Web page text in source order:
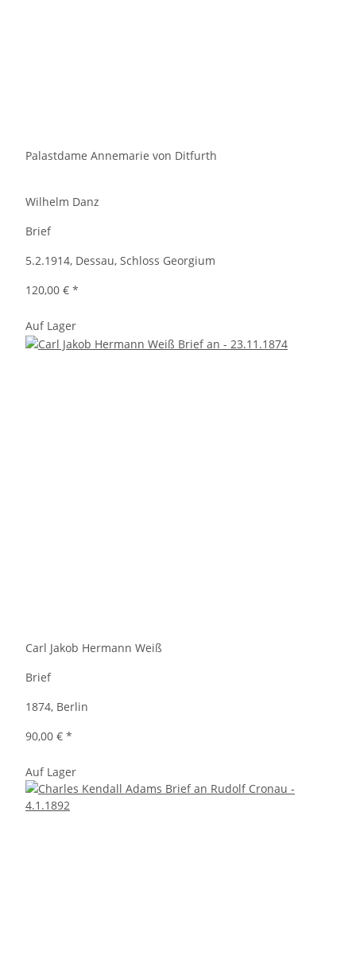
Palastdame Annemarie von Ditfurth
Wilhelm Danz
Brief
5.2.1914, Dessau, Schloss Georgium
120,00 € *
Auf Lager
Carl Jakob Hermann Weiß
Brief
1874, Berlin
90,00 € *
Auf Lager